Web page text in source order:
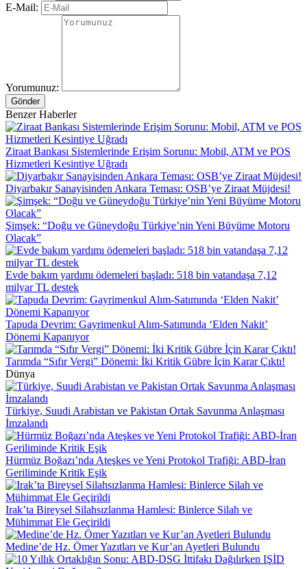
E-Mail:
Yorumunuz:
Gönder
Benzer Haberler
Ziraat Bankası Sistemlerinde Erişim Sorunu: Mobil, ATM ve POS
Hizmetleri Kesintiye Uğradı
Diyarbakır Sanayisinden Ankara Teması: OSB’ye Ziraat Müjdesi!
Şimşek: “Doğu ve Güneydoğu Türkiye’nin Yeni Büyüme Motoru
Olacak”
Evde bakım yardımı ödemeleri başladı: 518 bin vatandaşa 7,12
milyar TL destek
Tapuda Devrim: Gayrimenkul Alım-Satımında ‘Elden Nakit’
Dönemi Kapanıyor
Tarımda “Sıfır Vergi” Dönemi: İki Kritik Gübre İçin Karar Çıktı!
Dünya
Türkiye, Suudi Arabistan ve Pakistan Ortak Savunma Anlaşması
İmzalandı
Hürmüz Boğazı’nda Ateşkes ve Yeni Protokol Trafiği: ABD-İran
Geriliminde Kritik Eşik
Irak’ta Bireysel Silahsızlanma Hamlesi: Binlerce Silah ve
Mühimmat Ele Geçirildi
Medine’de Hz. Ömer Yazıtları ve Kur’an Ayetleri Bulundu